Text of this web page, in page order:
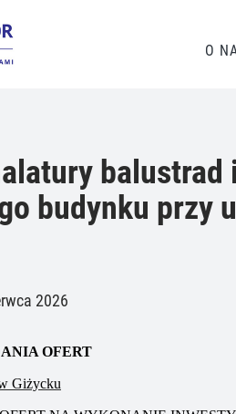
O
budynku przy
2026
OFERT
Giżycku